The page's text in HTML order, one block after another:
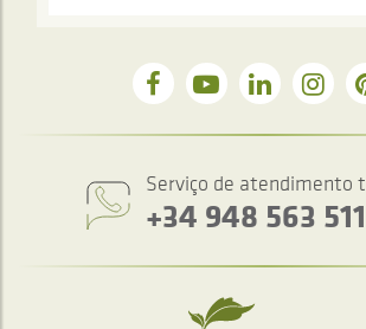
Serviço de atendimento
+34 948 563 511